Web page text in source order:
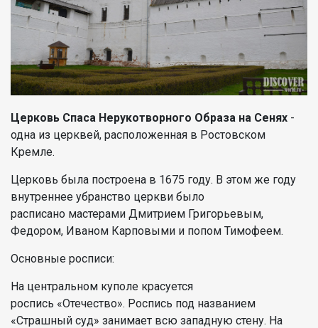
Церковь Спаса Нерукотворного Образа на Сенях -
одна из церквей, расположенная в Ростовском
Кремле.
Церковь была построена в 1675 году. В этом же году
внутреннее убранство церкви было
расписано мастерами Дмитрием Григорьевым,
Федором, Иваном Карповыми и попом Тимофеем.
Основные росписи:
На центральном куполе красуется
роспись «Отечество». Роспись под названием
«Страшный суд» занимает всю западную стену. На